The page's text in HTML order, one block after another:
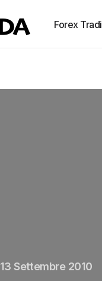
Forex
13 Settembre 2010